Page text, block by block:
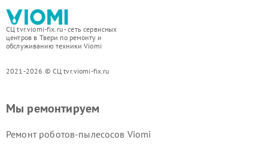
СЦ tvr.viomi-fix.ru - сеть сервисных
центров в Твери по ремонту и
обслуживанию техники Viomi
2021-2026 © СЦ tvr.viomi-fix.ru
Мы ремонтируем
Ремонт роботов-пылесосов Viomi